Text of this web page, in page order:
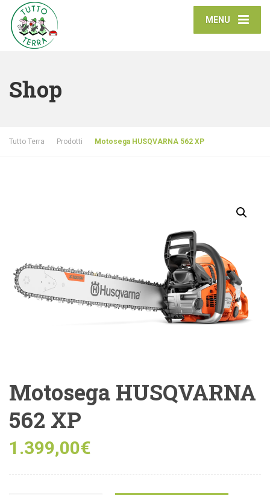
MENU
Shop
Tutto Terra Prodotti Motosega HUSQVARNA 562 XP
Motosega HUSQVARNA
562 XP
1.399,00€